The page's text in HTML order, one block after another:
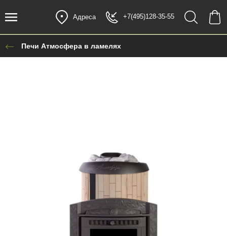
Адреса +7(495)128-35-55
Печи Атмосфера в ламелях